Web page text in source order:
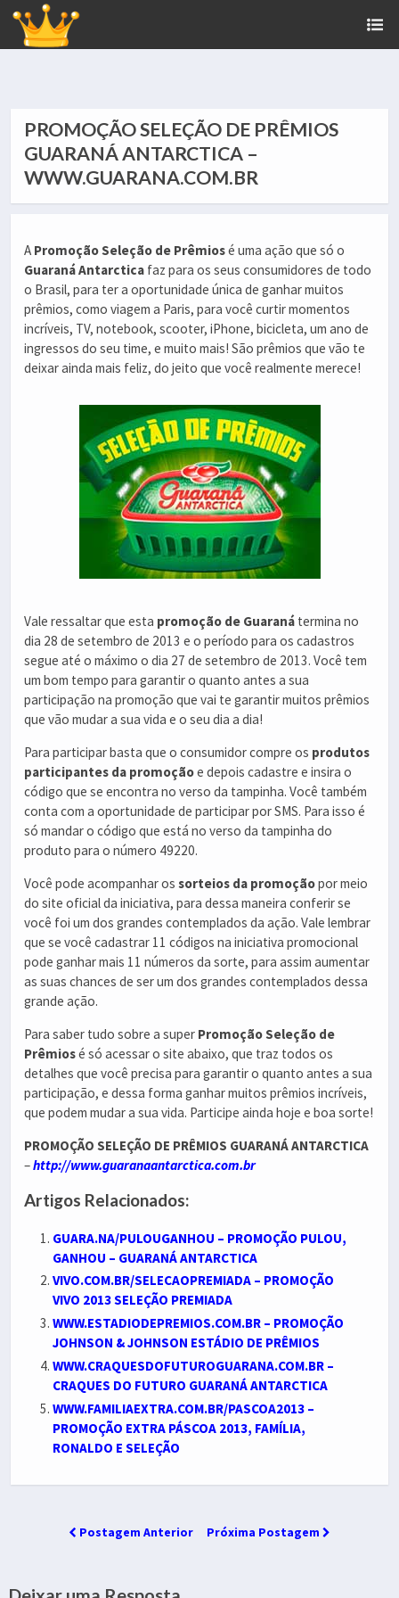
PROMOÇÃO SELEÇÃO DE PRÊMIOS
GUARANÁ ANTARCTICA –
WWW.GUARANA.COM.BR
A Promoção Seleção de Prêmiosé uma ação que só o
Guaraná Antarctica faz para os seus consumidores de todo
o Brasil, para ter a oportunidade única de ganhar muitos
prêmios, como viagem a Paris, para você curtir momentos
incríveis, TV, notebook, scooter, iPhone, bicicleta, um ano de
ingressos do seu time, e muito mais! São prêmios que vão te
deixar ainda mais feliz, do jeito que você realmente merece!
Vale ressaltar que esta promoção de Guaraná termina no
dia 28 de setembro de 2013 e o período para os cadastros
segue até o máximo o dia 27 de setembro de 2013. Você tem
um bom tempo para garantir o quanto antes a sua
participação na promoção que vai te garantir muitos prêmios
que vão mudar a sua vida e o seu dia a dia!
Para participar basta que o consumidor compre os produtos
participantes da promoçãoe depois cadastre e insira o
código que se encontra no verso da tampinha. Você também
conta com a oportunidade de participar por SMS. Para isso é
só mandar o código que está no verso da tampinha do
produto para o número 49220.
Você pode acompanhar os sorteios da promoçãopor meio
do site oficial da iniciativa, para dessa maneira conferir se
você foi um dos grandes contemplados da ação. Vale lembrar
que se você cadastrar 11 códigos na iniciativa promocional
pode ganhar mais 11 números da sorte, para assim aumentar
as suas chances de ser um dos grandes contemplados dessa
grande ação.
Para saber tudo sobre a super Promoção Seleção de
Prêmiosé só acessar o site abaixo, que traz todos os
detalhes que você precisa para garantir o quanto antes a sua
participação, e dessa forma ganhar muitos prêmios incríveis,
que podem mudar a sua vida. Participe ainda hoje e boa sorte!
PROMOÇÃO SELEÇÃO DE PRÊMIOS GUARANÁ ANTARCTICA
–http://www.guaranaantarctica.com.br
Artigos Relacionados:
GUARA.NA/PULOUGANHOU – PROMOÇÃO PULOU,
GANHOU – GUARANÁ ANTARCTICA
VIVO.COM.BR/SELECAOPREMIADA – PROMOÇÃO
VIVO 2013 SELEÇÃO PREMIADA
WWW.ESTADIODEPREMIOS.COM.BR – PROMOÇÃO
JOHNSON & JOHNSON ESTÁDIO DE PRÊMIOS
WWW.CRAQUESDOFUTUROGUARANA.COM.BR –
CRAQUES DO FUTURO GUARANÁ ANTARCTICA
WWW.FAMILIAEXTRA.COM.BR/PASCOA2013 –
PROMOÇÃO EXTRA PÁSCOA 2013, FAMÍLIA,
RONALDO E SELEÇÃO
Postagem Anterior Próxima Postagem